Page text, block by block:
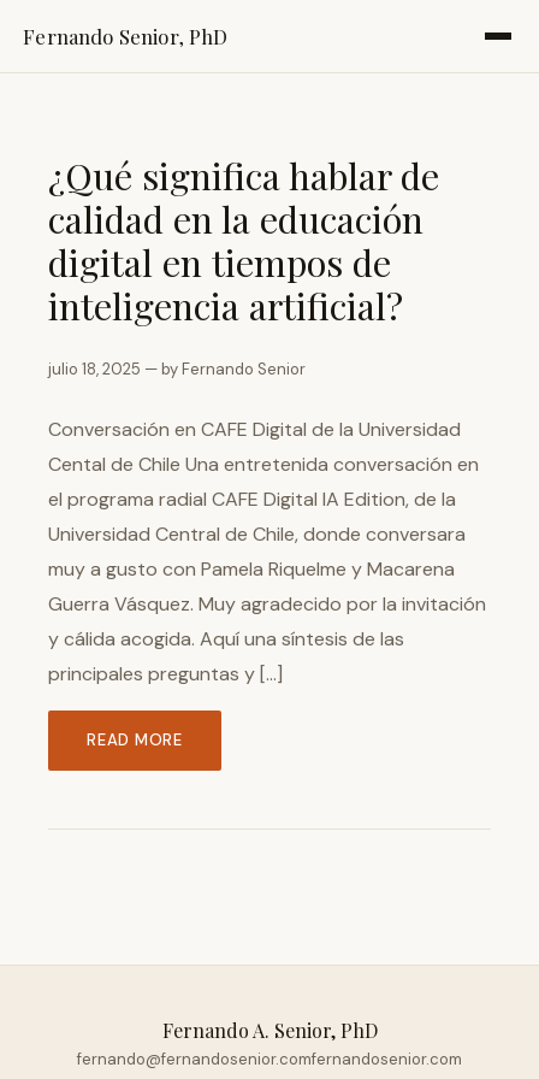
Fernando Senior, PhD
¿Qué significa hablar de
calidad en la educación
digital en tiempos de
inteligencia artificial?
julio 18, 2025 — by Fernando Senior
Conversación en CAFE Digital de la Universidad
Cental de Chile Una entretenida conversación en
el programa radial CAFE Digital IA Edition, de la
Universidad Central de Chile, donde conversara
muy a gusto con Pamela Riquelme y Macarena
Guerra Vásquez. Muy agradecido por la invitación
y cálida acogida. Aquí una síntesis de las
principales preguntas y […]
READ MORE
Fernando A. Senior, PhD
fernando@fernandosenior.comfernandosenior.com